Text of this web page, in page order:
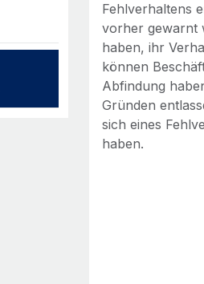
Fehlverhaltens
vorher gewarnt
haben, ihr
können
Abfindung
Gründen
sich eines
haben.